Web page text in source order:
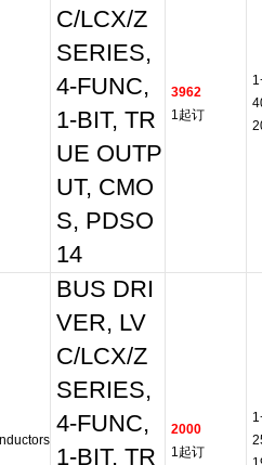
C/LCX/Z
SERIES,
4-FUNC,
1-BIT, TR
UE OUTP
UT, CMO
S, PDSO
14
3962
1起订
BUS DRI
VER, LV
C/LCX/Z
SERIES,
4-FUNC,
1-BIT, TR
2000
1起订